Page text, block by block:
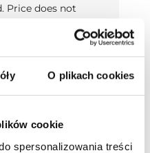
O plikach cookies
cookie
spersonalizowania treści
Price does not